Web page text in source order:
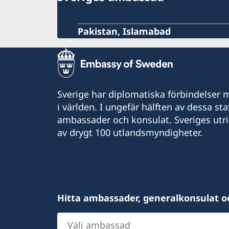
Pakistan, Islamabad
Sverige har diplomatiska förbindelser
i världen. I ungefär hälften av dessa
ambassader och konsulat. Sveriges
av drygt 100 utlandsmyndigheter.
Hitta ambassader, generalkonsulat
Välj